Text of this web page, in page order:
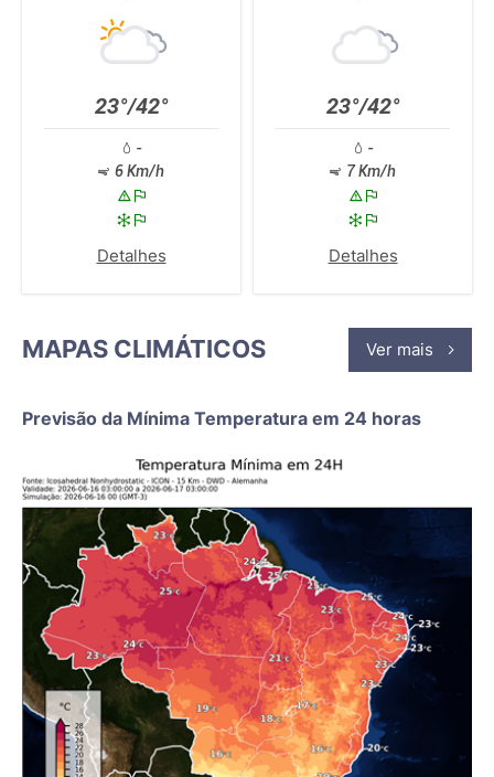
23°/42°
-
6 Km/h
Detalhes
23°/42°
-
7 Km/h
Detalhes
MAPAS CLIMÁTICOS Ver mais
Previsão da Mínima Temperatura em 24 horas